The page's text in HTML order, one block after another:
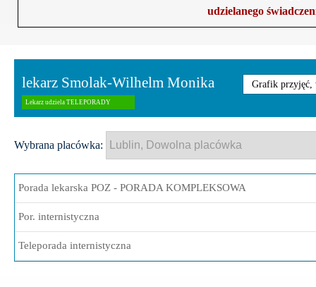
udzielanego
lekarz Smolak-Wilhelm Monika Grafik przyjęć,
Lekarz udziela TELEPORADY
Wybrana placówka:
Porada lekarska POZ - PORADA KOMPLEKSOWA
Por. internistyczna
Teleporada internistyczna